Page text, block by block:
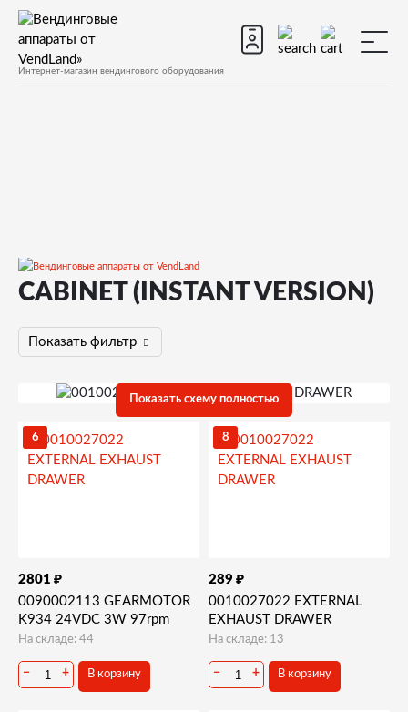
Интернет-магазин вендингового оборудования
Запчасти
Запчасти для вендинговых автоматов
Запчасти и деталировки для Rhea Vendors XX-OC
CABINET (INSTANT VERSION)
CABINET (INSTANT VERSION)
Показать фильтр
Показать схему полностью
6
2801 ₽
0090002113 GEARMOTOR
K934 24VDC 3W 97rpm
На складе: 44
− + В корзину
8
289 ₽
0010027022 EXTERNAL
EXHAUST DRAWER
На складе: 13
− + В корзину